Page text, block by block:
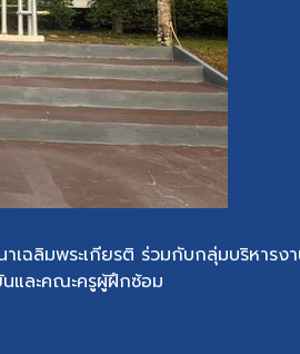
ลิมพระเกียรติ ร่วมกับกลุ่มบริหารงา
และคณะครูผู้ฝึกซ้อม